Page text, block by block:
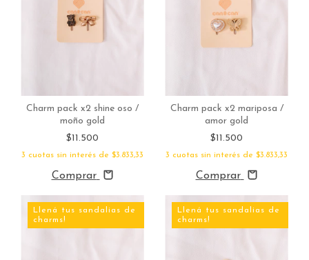
Charm pack x2 shine oso /
moño gold
$11.500
3 cuotas sin interés de $3.833,33
Comprar
Charm pack x2 mariposa /
amor gold
$11.500
3 cuotas sin interés de $3.833,33
Comprar
Llená tus sandalias de
charms!
Llená tus sandalias de
charms!